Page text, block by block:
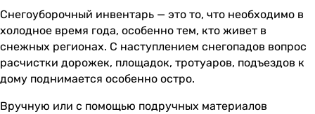
Снегоуборочный инвентарь — это то, что необходимо в
холодное время года, особенно тем, кто живет в
снежных регионах. С наступлением снегопадов вопрос
расчистки дорожек, площадок, тротуаров, подъездов к
дому поднимается особенно остро.
Вручную или с помощью подручных материалов